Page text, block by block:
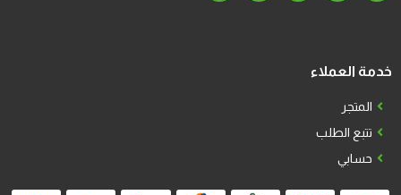
خدمة العملاء
المتجر
تتبع الطلب
حسابي